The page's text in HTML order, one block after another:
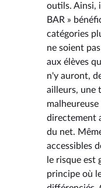
outils. Ainsi,
BAR »
catégories
ne soient
aux élèves
n'y auront,
ailleurs, une
directement
du net.
accessibles
le risque est
principe où